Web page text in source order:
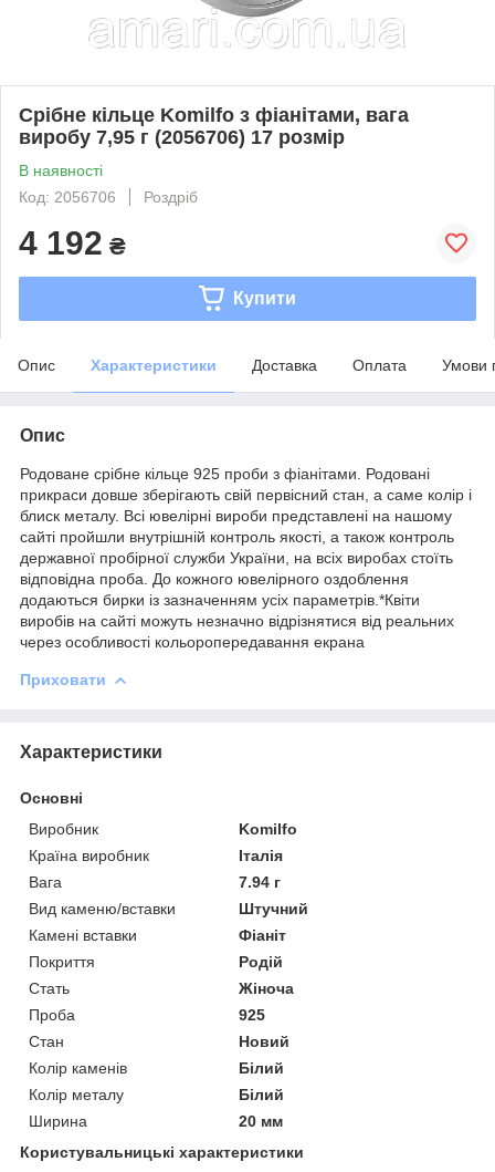
Срібне кільце Komilfo з фіанітами, вага
виробу 7,95 г (2056706) 17 розмір
В наявності
Код: 2056706
Роздріб
4 192 ₴
Купити
Опис Характеристики Доставка Оплата Умови
Опис
Родоване срібне кільце 925 проби з фіанітами. Родовані
прикраси довше зберігають свій первісний стан, а саме колір і
блиск металу. Всі ювелірні вироби представлені на нашому
сайті пройшли внутрішній контроль якості, а також контроль
державної пробірної служби України, на всіх виробах стоїть
відповідна проба. До кожного ювелірного оздоблення
додаються бирки із зазначенням усіх параметрів.*Квіти
виробів на сайті можуть незначно відрізнятися від реальних
через особливості кольоропередавання екрана
Приховати
Характеристики
Основні
Виробник
Komilfo
Країна виробник
Італія
Вага
7.94 г
Вид каменю/вставки
Штучний
Камені вставки
Фіаніт
Покриття
Родій
Стать
Жіноча
Проба
925
Стан
Новий
Колір каменів
Білий
Колір металу
Білий
Ширина
20 мм
Користувальницькі характеристики